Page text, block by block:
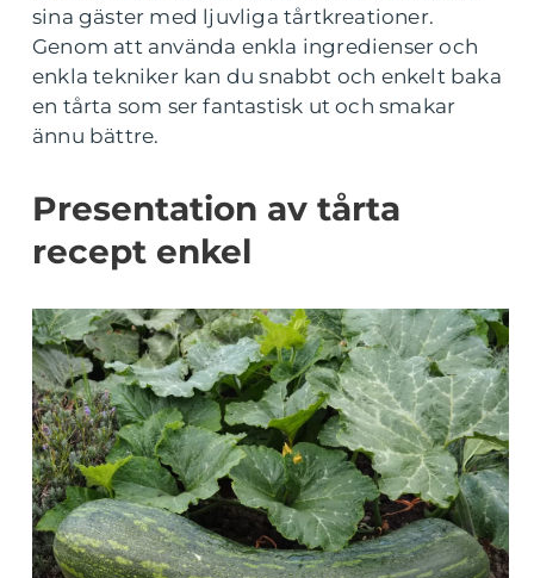
sina gäster med ljuvliga tårtkreationer.
Genom att använda enkla ingredienser och
enkla tekniker kan du snabbt och enkelt baka
en tårta som ser fantastisk ut och smakar
ännu bättre.
Presentation av tårta
recept enkel